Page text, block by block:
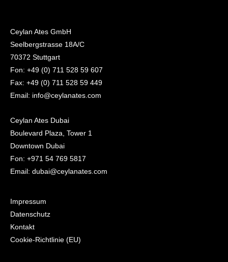
Ceylan Ates GmbH
Seelbergstrasse 18A/C
70372 Stuttgart
Fon: +49 (0) 711 528 59 607
Fax: +49 (0) 711 528 59 449
Email: info@ceylanates.com
Ceylan Ates Dubai
Boulevard Plaza, Tower 1
Downtown Dubai
Fon: +971 54 769 5817
Email: dubai@ceylanates.com
Impressum
Datenschutz
Kontakt
Cookie-Richtlinie (EU)